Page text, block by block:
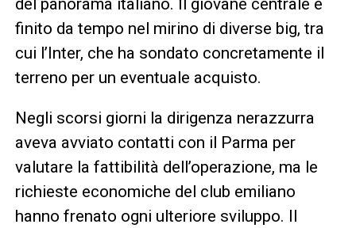
finito da tempo nel mirino di diverse big, tra
cui l’Inter, che ha sondato concretamente il
terreno per un eventuale acquisto.
Negli scorsi giorni la dirigenza nerazzurra
aveva avviato contatti con il Parma per
valutare la fattibilità dell’operazione, ma le
richieste economiche del club emiliano
hanno frenato ogni ulteriore sviluppo. Il